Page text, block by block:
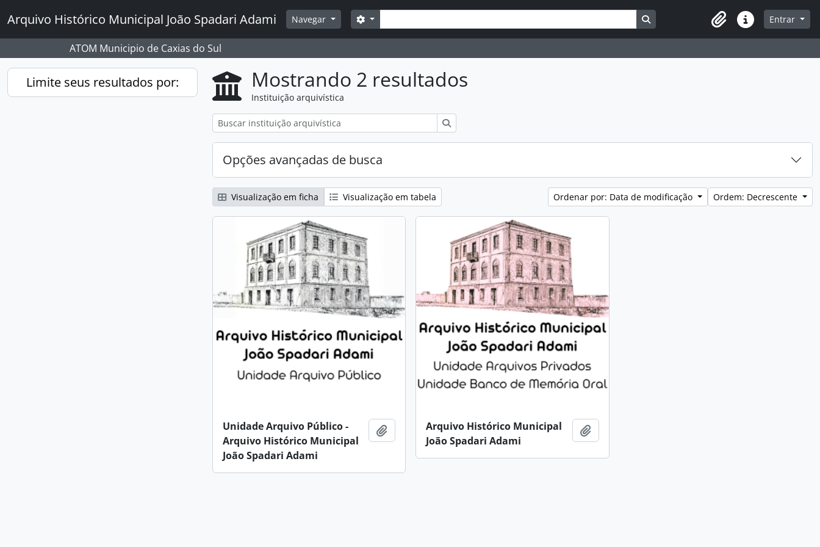
Arquivo Histórico Municipal João Spadari Adami Navegar Buscar
Opções de busca Busque na página de navegação
Atalhos Entrar
ATOM Municipio de Caxias do Sul
Limite seus resultados por: Mostrando 2 resultados
Instituição arquivística
Opções avançadas de busca
Visualização em ficha Visualização em tabela Ordenar por: Data de modificação Ordem: Decrescente
Unidade Arquivo Público -
Arquivo Histórico Municipal
João Spadari Adami
Adicionar a área de transferência
Arquivo Histórico Municipal
João Spadari Adami
Adicionar a área de transferência